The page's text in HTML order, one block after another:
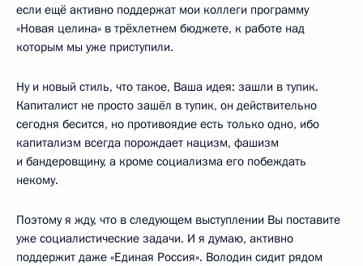
если ещё активно поддержат мои коллеги программу
«Новая целина» в трёхлетнем бюджете, к работе над
которым мы уже приступили.
Ну и новый стиль, что такое, Ваша идея: зашли в тупик.
Капиталист не просто зашёл в тупик, он действительно
сегодня бесится, но противоядие есть только одно, ибо
капитализм всегда порождает нацизм, фашизм
и бандеровщину, а кроме социализма его побеждать
некому.
Поэтому я жду, что в следующем выступлении Вы поставите
уже социалистические задачи. И я думаю, активно
поддержит даже «Единая Россия». Володин сидит рядом